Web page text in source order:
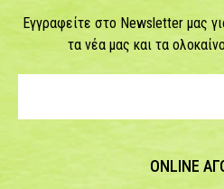
Εγγραφείτε στο Newsletter μας
τα νέα μας και τα
ONLINE